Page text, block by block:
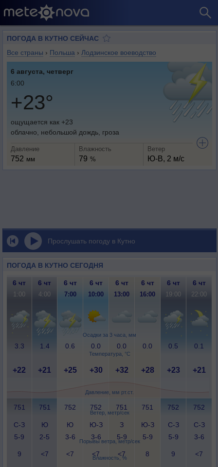
ПОГОДА В КУТНО СЕЙЧАС
Все страны › Польша › Лодзинское воеводство
6 августа, четверг
6:00
+23°
ощущается как +23
облачно, небольшой дождь, гроза
Давление
752 мм
Влажность
79 %
Ветер
Ю-В, 2 м/с
Прослушать погоду в Кутно
ПОГОДА В КУТНО СЕГОДНЯ
Осадки за 3 часа, мм
Температура, °C
Давление, мм рт.ст.
Ветер, метр/сек
Порывы ветра, метр/сек
Влажность, %
6 чт 6 чт 6 чт 6 чт 6 чт 6 чт 6 чт 6 чт
1:00 4:00 7:00 10:00 13:00 16:00 19:00 22:00
3.3 1.4 0.6 0.0 0.0 0.0 0.5 0.1
+22 +21 +25 +30 +32 +28 +23 +21
751 751 752 752 751 751 752 752
С-З
5-9
Ю
2-5
Ю
3-6
Ю-З
3-6
З
5-9
Ю-З
5-9
С-З
5-9
С-З
3-6
9 <7 <7 <7 <7 8 9 <7